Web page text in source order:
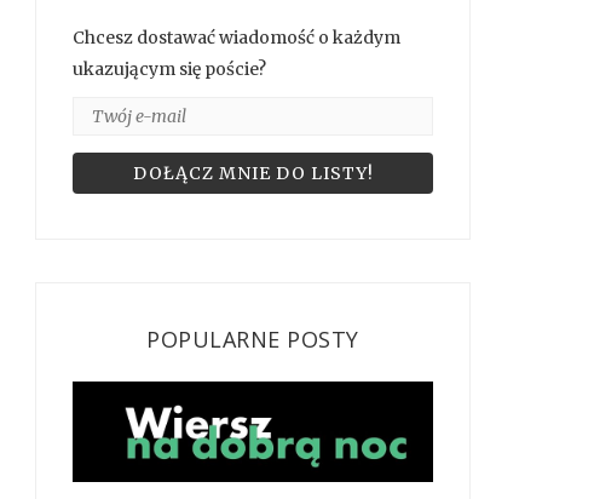
Chcesz dostawać wiadomość o każdym
ukazującym się poście?
POPULARNE POSTY